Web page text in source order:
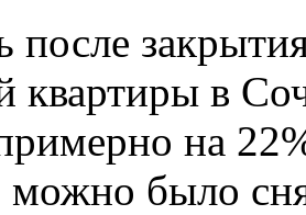
после
квартиры в
на
было